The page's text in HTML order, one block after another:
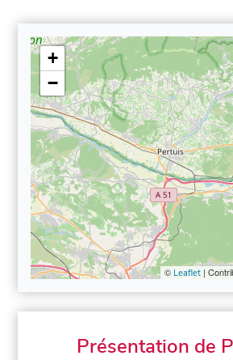
+
−
© Leaflet|
Présentation de